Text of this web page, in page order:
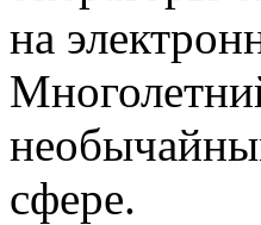
на
сфере.